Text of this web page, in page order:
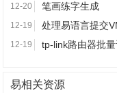
12-20 笔画练字生成
12-19 处理易语言提交
12-19 tp-link路由器批
易相关资源